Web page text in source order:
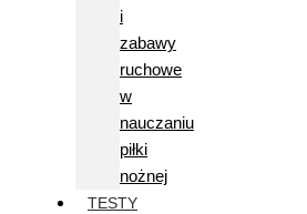
i
zabawy
ruchowe
w
nauczaniu
piłki
nożnej
TESTY